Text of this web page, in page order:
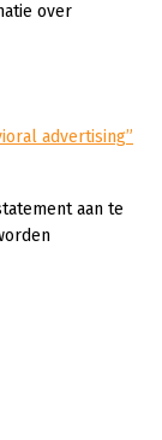
over
advertising”
aan te